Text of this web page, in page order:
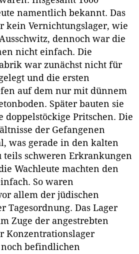
namentlich bekannt. Das
kein Vernichtungslager, wie
dennoch war die
nicht einfach. Die
war zunächst nicht für
und die ersten
auf dem nur mit dünnem
Später bauten sie
doppelstöckige Pritschen. Die
der Gefangenen
was gerade in den kalten
schweren Erkrankungen
Wachleute machten den
So waren
allem der jüdischen
Tagesordnung. Das Lager
Zuge der angestrebten
Konzentrationslager
befindlichen